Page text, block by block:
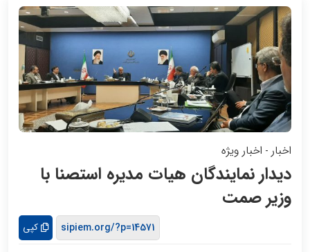
اخبار - اخبار ویژه
دیدار نمایندگان هیات مدیره استصنا با
وزیر صمت
کپی